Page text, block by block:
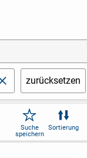
schließenzurücksetzen
Suche
speichern
Sortierung